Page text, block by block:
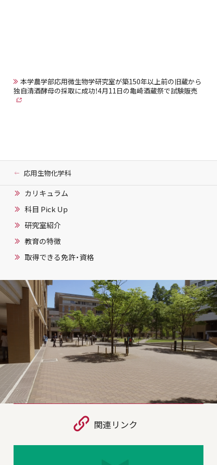
本学農学部応用微生物学研究室が築150年以上前の旧蔵から
独自清酒酵母の採取に成功！4月11日の亀崎酒蔵祭で試験販売
応用生物化学科
カリキュラム
科目 Pick Up
研究室紹介
教育の特徴
取得できる免許・資格
関連リンク